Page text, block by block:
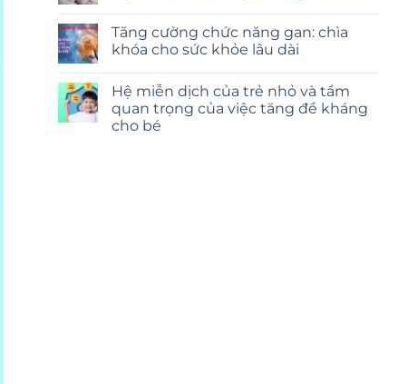
Tăng cường chức năng gan: chìa
khóa cho sức khỏe lâu dài
Hệ miễn dịch của trẻ nhỏ và tầm
quan trọng của việc tăng đề kháng
cho bé